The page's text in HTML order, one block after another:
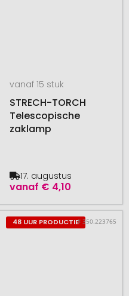
vanaf 15 stuk
STRECH-TORCH
Telescopische
zaklamp
vanaf € 4,10
17. augustus
48 UUR PRODUCTIE# 350.223765